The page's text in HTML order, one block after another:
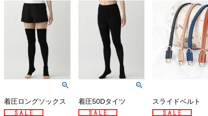
着圧ロングソックス 着圧50Dタイツ スライドベルト